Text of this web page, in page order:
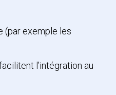
(par exemple les
l’intégration au